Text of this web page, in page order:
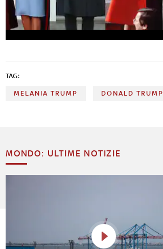
TAG:
MELANIA TRUMP DONALD TRUMP
MONDO: ULTIME NOTIZIE